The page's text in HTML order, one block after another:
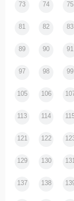
73 74 75
81 82 83
89 90 91
97 98 99
105 106
113 114
121 122
129 130
137 138